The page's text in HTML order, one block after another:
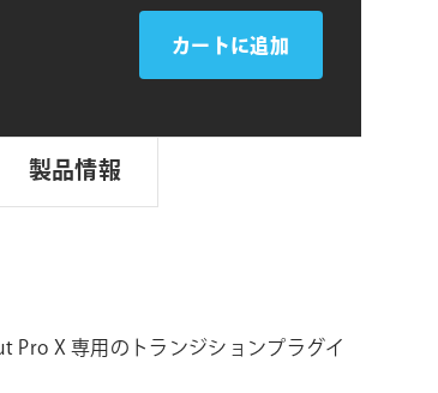
カートに追加
製品情報
Pro X 専用のトランジションプラグイ